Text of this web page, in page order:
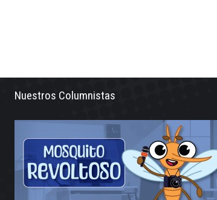
Nuestros Columnistas